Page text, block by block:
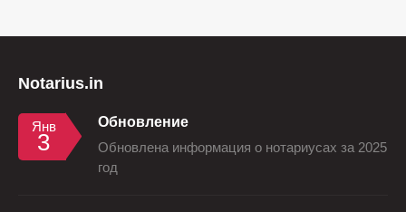
Notarius.in
Янв
3
Обновление
Обновлена информация о нотариусах за 2025
год